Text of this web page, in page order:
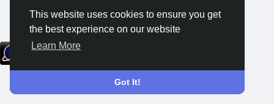
This website uses cookies to ensure you get
the best experience on our website
Learn More
Got It!